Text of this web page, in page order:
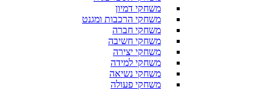
משחקי דמיון
משחקי הרכבות ומגנט
משחקי חברה
משחקי חשיבה
משחקי יצירה
משחקי למידה
משחקי נשיאה
משחקי פעולה